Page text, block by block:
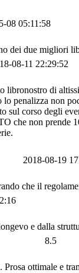
08 05:11:58
dei due migliori
08-11 22:29:52
libronostro di
penalizza non
corso degli
non prende
2018-08-19
che il
e dalla
8.5
ottimale e